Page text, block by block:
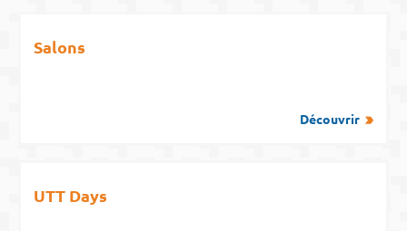
Salons
Découvrir
UTT Days